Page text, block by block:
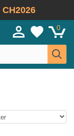
CH2026
0